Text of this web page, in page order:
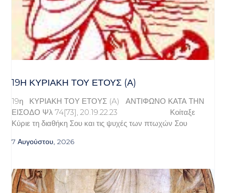
19Η ΚΥΡΙΑΚΉ ΤΟΥ ΈΤΟΥΣ (Α)
19η ΚΥΡΙΑΚΗ ΤΟΥ ΕΤΟΥΣ (A) ΑΝΤΙΦΩΝΟ ΚΑΤΑ ΤΗΝ
ΕΙΣΟΔΟ Ψλ 74[73], 20.19.22.23 Κοίταξε
Κύριε τη διαθήκη Σου και τις ψυχές των πτωχών Σου
7 Αυγούστου, 2026